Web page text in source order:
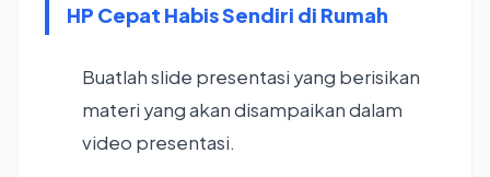
HP Cepat Habis Sendiri di Rumah
Buatlah slide presentasi yang berisikan
materi yang akan disampaikan dalam
video presentasi.